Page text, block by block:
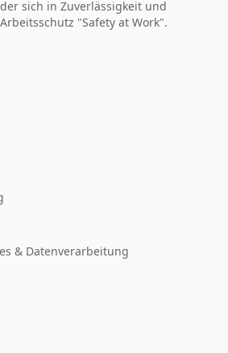
sich in Zuverlässigkeit und
"Safety at Work".
& Datenverarbeitung